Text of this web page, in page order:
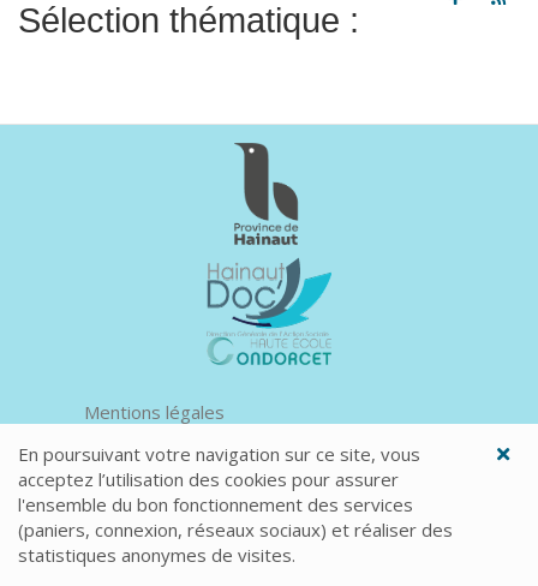
En poursuivant votre navigation sur ce site, vous
acceptez l’utilisation des cookies pour assurer
l'ensemble du bon fonctionnement des services
(paniers, connexion, réseaux sociaux) et réaliser des
statistiques anonymes de visites.
Sélection thématique :
Mentions légales